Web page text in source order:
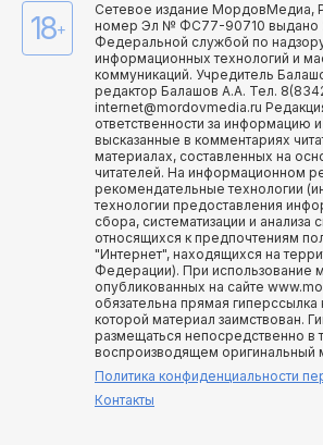
18+
Сетевое издание МордовМедиа,
номер Эл № ФС77-90710 выдано
Федеральной службой по
информационных технологий и
коммуникаций. Учредитель
редактор Балашов А.А. Тел.
internet@mordovmedia.ru
ответственности за информацию
высказанные в комментариях
материалах, составленных на
читателей. На информационном
рекомендательные технологии
технологии предоставления
сбора, систематизации и анализа
относящихся к предпочтениям
"Интернет", находящихся на
Федерации). При использование
опубликованных на сайте
обязательна прямая гиперссылка
которой материал заимствован.
размещаться непосредственно в
воспроизводящем оригинальный
Политика конфиденциальности
Контакты